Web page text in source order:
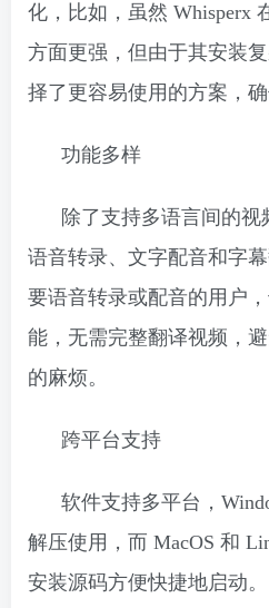
化，比如，虽然 Whisperx
方面更强，但由于其安装
择了更容易使用的方案，
功能多样
除了支持多语言间的
语音转录、文字配音和字
要语音转录或配音的用户
能，无需完整翻译视频，
的麻烦。
跨平台支持
软件支持多平台，
解压使用，而 MacOS 和
安装源码方便快捷地启动。